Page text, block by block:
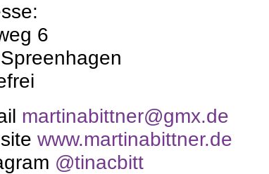
6
martinabittner@gmx.de
www.martinabittner.de
@tinacbitt